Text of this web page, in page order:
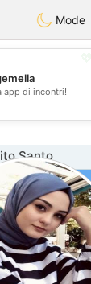
Conversar
Mode
app di incontri!
Santo